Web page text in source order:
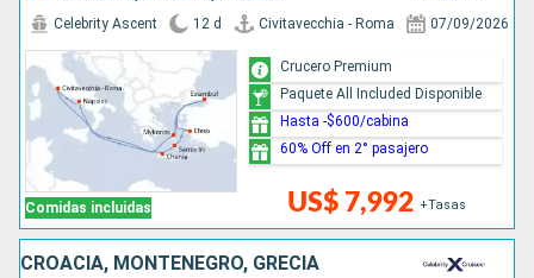
Comidas incluidas
Celebrity Ascent 12 d Civitavecchia - Roma 07/09/2026
US$ 7,992 +Tasas
Crucero Premium
Paquete All Included Disponible
Hasta -$600/cabina
60% Off en 2° pasajero
CROACIA, MONTENEGRO, GRECIA